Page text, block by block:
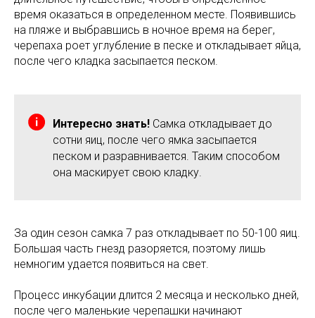
время оказаться в определенном месте. Появившись
на пляже и выбравшись в ночное время на берег,
черепаха роет углубление в песке и откладывает яйца,
после чего кладка засыпается песком.
Интересно знать! Самка откладывает до
сотни яиц, после чего ямка засыпается
песком и разравнивается. Таким способом
она маскирует свою кладку.
За один сезон самка 7 раз откладывает по 50-100 яиц.
Большая часть гнезд разоряется, поэтому лишь
немногим удается появиться на свет.
Процесс инкубации длится 2 месяца и несколько дней,
после чего маленькие черепашки начинают